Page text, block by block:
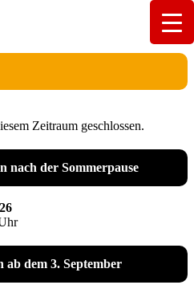
Zeitraum geschlossen.
nach der Sommerpause
ab dem 3. September